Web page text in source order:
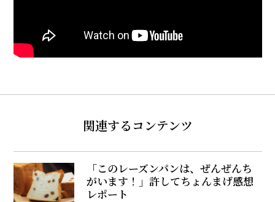
関連するコンテンツ
「このレーズンパンは、ぜんぜんち
がいます！」許してちょんまげ感想
レポート